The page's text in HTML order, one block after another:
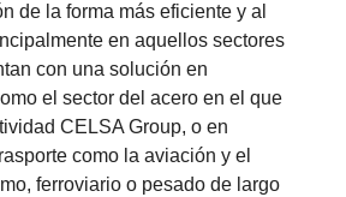
de la forma más eficiente y al
en aquellos sectores
con una solución en
el sector del acero en el que
CELSA Group, o en
como la aviación y el
ferroviario o pesado de largo